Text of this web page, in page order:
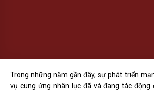
Trong những năm gần đây, sự phát triển
vụ cung ứng nhân lực đã và đang tác động